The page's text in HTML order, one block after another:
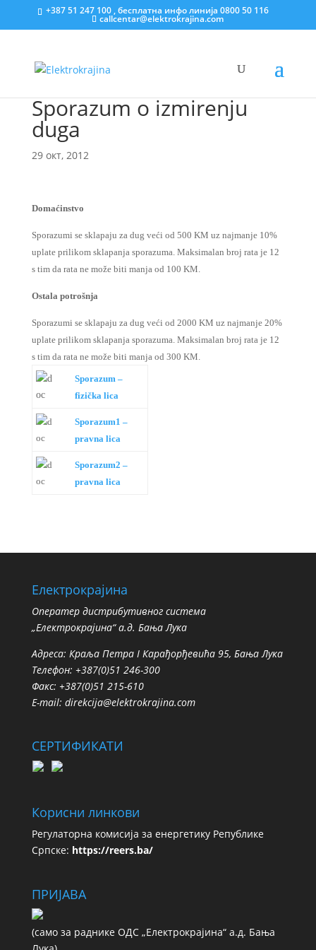
+387 51 247 100 , бесплатна инфо линија 0800 50 116
callcentar@elektrokrajina.com
Sporazum o izmirenju
duga
29 окт, 2012
Domaćinstvo
Sporazumi se sklapaju za dug veći od 500 KM uz najmanje 10%
uplate prilikom sklapanja sporazuma. Maksimalan broj rata je 12
s tim da rata ne može biti manja od 100 KM.
Ostala potrošnja
Sporazumi se sklapaju za dug veći od 2000 KM uz najmanje 20%
uplate prilikom sklapanja sporazuma. Maksimalan broj rata je 12
s tim da rata ne može biti manja od 300 KM.
Sporazum –
fizička lica
Sporazum1 –
pravna lica
Sporazum2 –
pravna lica
Електрокрајина
Oператер дистрибутивног система
„Електрокрајина“ а.д. Бања Лука
Адреса: Краља Петра I Карађорђевића 95, Бања Лука
Телефон: +387(0)51 246-300
Факс: +387(0)51 215-610
E-mail: direkcija@elektrokrajina.com
СЕРТИФИКАТИ
Корисни линкови
Регулаторна комисија за енергетику Републике
Српске: https://reers.ba/
ПРИЈАВА
(сaмo зa рaдникe ОДС „Електрокрајина“ а.д. Бања